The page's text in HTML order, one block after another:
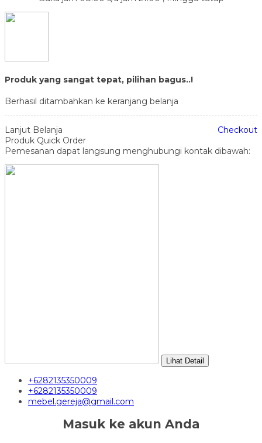
Produk yang sangat tepat, pilihan bagus..!
Berhasil ditambahkan ke keranjang belanja
Lanjut Belanja
Checkout
Produk Quick Order
Pemesanan dapat langsung menghubungi kontak dibawah:
Lihat Detail
+6282135350009
+6282135350009
mebel.gereja@gmail.com
Masuk ke akun Anda